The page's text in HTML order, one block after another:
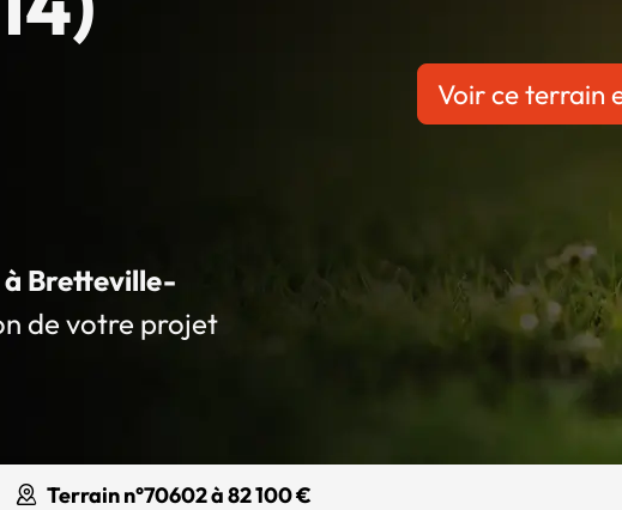
Bretteville-
de votre projet
Voir ce terrain
Terrain n°70602 à 82 100 €